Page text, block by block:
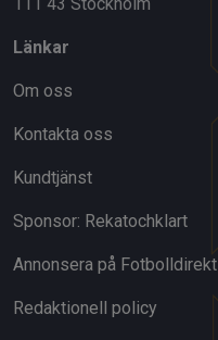
111 43 Stockholm
Länkar
Om oss
Kontakta oss
Kundtjänst
Sponsor: Rekatochklart
Annonsera på Fotbolldirekt
Redaktionell policy